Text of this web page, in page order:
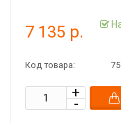
7 135 р.
Код товара: